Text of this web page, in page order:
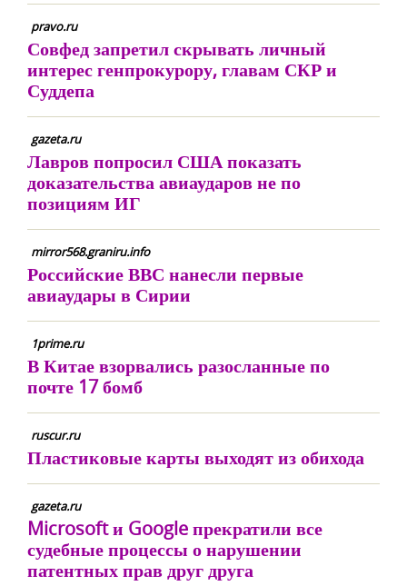
pravo.ru
Совфед запретил скрывать личный
интерес генпрокурору, главам СКР и
Суддепа
gazeta.ru
Лавров попросил США показать
доказательства авиаударов не по
позициям ИГ
mirror568.graniru.info
Российские ВВС нанесли первые
авиаудары в Сирии
1prime.ru
В Китае взорвались разосланные по
почте 17 бомб
ruscur.ru
Пластиковые карты выходят из обихода
gazeta.ru
Microsoft и Google прекратили все
судебные процессы о нарушении
патентных прав друг друга